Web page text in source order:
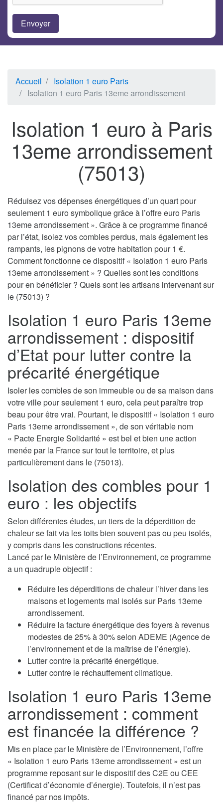
Accueil
Isolation 1 euro Paris
Isolation 1 euro Paris 13eme arrondissement
Isolation 1 euro à Paris
13eme arrondissement
(75013)
Réduisez vos dépenses énergétiques d’un quart pour
seulement 1 euro symbolique grâce à l’offre euro Paris
13eme arrondissement ». Grâce à ce programme financé
par l’état, isolez vos combles perdus, mais également les
rampants, les pignons de votre habitation pour 1 €.
Comment fonctionne ce dispositif « Isolation 1 euro Paris
13eme arrondissement » ? Quelles sont les conditions
pour en bénéficier ? Quels sont les artisans intervenant sur
le (75013) ?
Isolation 1 euro Paris 13eme
arrondissement : dispositif
d’Etat pour lutter contre la
précarité énergétique
Isoler les combles de son immeuble ou de sa maison dans
votre ville pour seulement 1 euro, cela peut paraître trop
beau pour être vrai. Pourtant, le dispositif « Isolation 1 euro
Paris 13eme arrondissement », de son véritable nom
« Pacte Energie Solidarité » est bel et bien une action
menée par la France sur tout le territoire, et plus
particulièrement dans le (75013).
Isolation des combles pour 1
euro : les objectifs
Selon différentes études, un tiers de la déperdition de
chaleur se fait via les toits bien souvent pas ou peu isolés,
y compris dans les constructions récentes.
Lancé par le Ministère de l’Environnement, ce programme
a un quadruple objectif :
Réduire les déperditions de chaleur l’hiver dans les
maisons et logements mal isolés sur Paris 13eme
arrondissement.
Réduire la facture énergétique des foyers à revenus
modestes de 25% à 30% selon ADEME (Agence de
l’environnement et de la maîtrise de l’énergie).
Lutter contre la précarité énergétique.
Lutter contre le réchauffement climatique.
Isolation 1 euro Paris 13eme
arrondissement : comment
est financée la différence ?
Mis en place par le Ministère de l’Environnement, l’offre
« Isolation 1 euro Paris 13eme arrondissement » est un
programme reposant sur le dispositif des C2E ou CEE
(Certificat d’économie d’énergie). Toutefois, il n’est pas
financé par nos impôts.